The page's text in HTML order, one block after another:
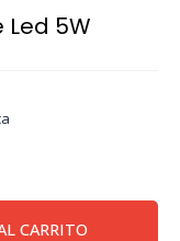
5W
CARRITO